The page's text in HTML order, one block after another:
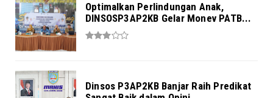
Optimalkan Perlindungan Anak,
DINSOSP3AP2KB Gelar Monev PATB...
Dinsos P3AP2KB Banjar Raih Predikat